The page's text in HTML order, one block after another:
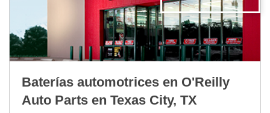
Baterías automotrices en O'Reilly
Auto Parts en Texas City, TX